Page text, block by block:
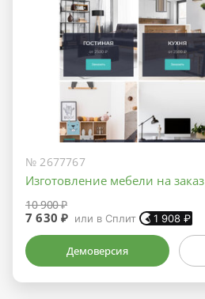
№ 2677767
Изготовление мебели на заказ
10 900 ₽
7 630 ₽ или в Сплит 1 908 ₽
Демоверсия